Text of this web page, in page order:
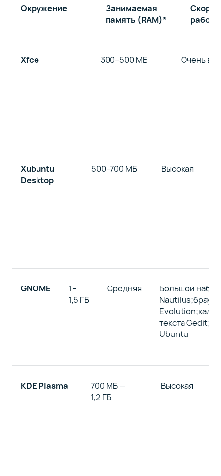
Окружение
Занимаемая
память (RAM)*
работы
Xfce 300–500 МБ Очень
Xubuntu
Desktop
500–700 МБ Высокая
GNOME
1–
1,5 ГБ
Средняя
Большой
текста
Ubuntu
KDE Plasma
700 МБ —
1,2 ГБ
Высокая